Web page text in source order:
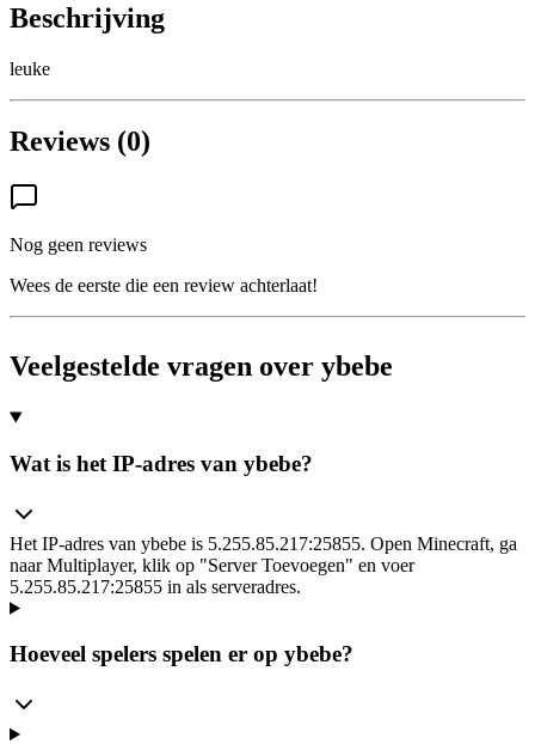
Beschrijving
leuke
Reviews (0)
Nog geen reviews
Wees de eerste die een review achterlaat!
Veelgestelde vragen over ybebe
Wat is het IP-adres van ybebe?
Het IP-adres van ybebe is 5.255.85.217:25855. Open Minecraft, ga
naar Multiplayer, klik op "Server Toevoegen" en voer
5.255.85.217:25855 in als serveradres.
Hoeveel spelers spelen er op ybebe?